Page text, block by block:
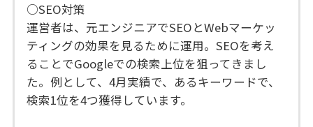
○SEO対策
運営者は、元エンジニアでSEOとWebマーケッ
ティングの効果を見るために運用。SEOを考え
ることでGoogleでの検索上位を狙ってきまし
た。例として、4月実績で、あるキーワードで、
検索1位を4つ獲得しています。